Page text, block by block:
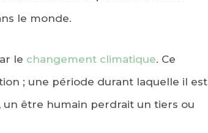
le monde.
le changement climatique. Ce
; une période durant laquelle il est
un être humain perdrait un tiers ou